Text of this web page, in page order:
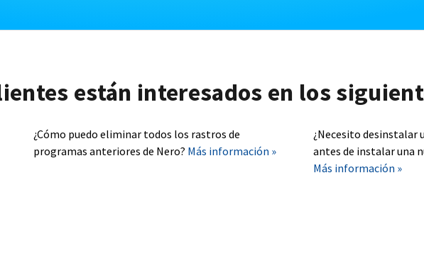
están interesados en los
¿Cómo puedo eliminar todos los rastros de
programas anteriores de Nero? Más información »
¿Necesito desinstalar
antes de instalar una
Más información »